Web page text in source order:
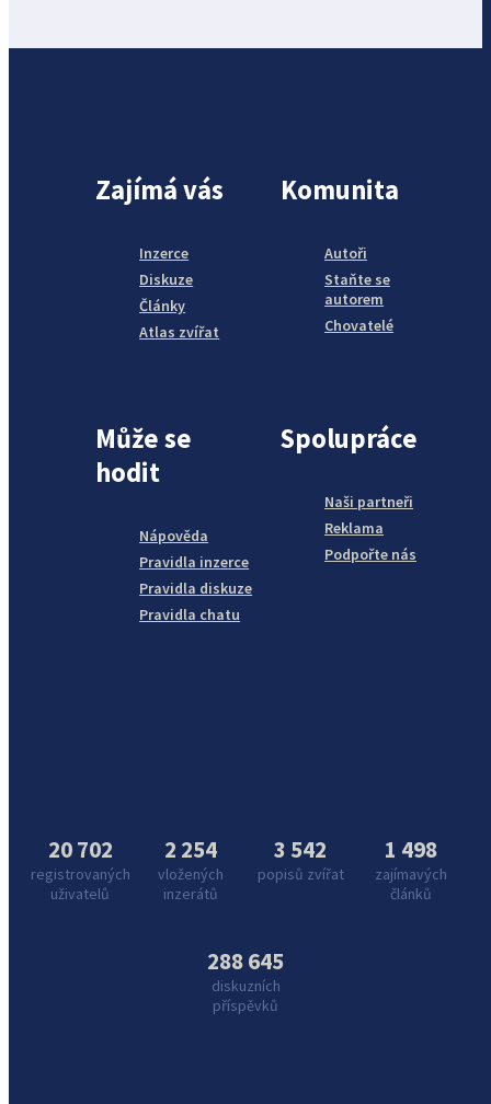
Zajímá vás
Inzerce
Diskuze
Články
Atlas zvířat
Komunita
Autoři
Staňte se
autorem
Chovatelé
Může se
hodit
Nápověda
Pravidla inzerce
Pravidla diskuze
Pravidla chatu
Spolupráce
Naši partneři
Reklama
Podpořte nás
20 702
registrovaných
uživatelů
2 254
vložených
inzerátů
3 542
popisů zvířat
1 498
zajímavých
článků
288 645
diskuzních
příspěvků